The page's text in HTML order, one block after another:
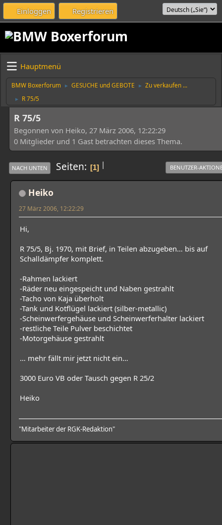
Einloggen Registrieren
Hauptmenü
BMW Boxerforum ► GESUCHE und GEBOTE ► Zu verkaufen ...
► R 75/5
R 75/5
Begonnen von Heiko, 27 März 2006, 12:22:29
0 Mitglieder und 1 Gast betrachten dieses Thema.
|
NACH UNTEN Seiten 1 BENUTZER-
Heiko
27 März 2006, 12:22:29
Hi,
R 75/5, Bj. 1970, mit Brief, in Teilen abzugeben… bis auf
Schalldämpfer komplett.
-Rahmen lackiert
-Räder neu eingespeicht und Naben gestrahlt
-Tacho von Kaja überholt
-Tank und Kotflügel lackiert (silber-metallic)
-Scheinwerfergehäuse und Scheinwerferhalter lackiert
-restliche Teile Pulver beschichtet
-Motorgehäuse gestrahlt
… mehr fällt mir jetzt nicht ein…
3000 Euro VB oder Tausch gegen R 25/2
Heiko
"Mitarbeiter der RGK-Redaktion"